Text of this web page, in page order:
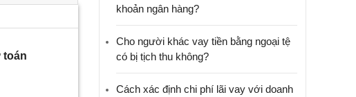
toán
khoản ngân hàng?
Cho người khác vay tiền bằng ngoại tệ
có bị tịch thu không?
Cách xác định chi phí lãi vay với doanh